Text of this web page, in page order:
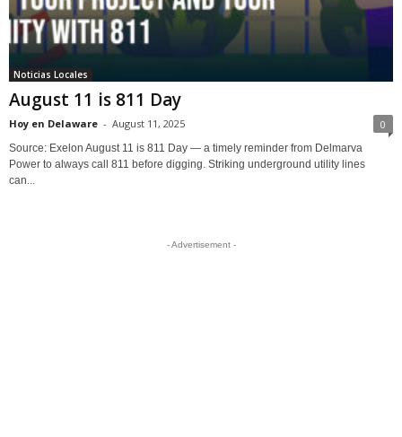
Noticias Locales
August 11 is 811 Day
Hoy en Delaware - August 11, 2025 0
Source: Exelon August 11 is 811 Day — a timely reminder from Delmarva
Power to always call 811 before digging. Striking underground utility lines
can...
- Advertisement -